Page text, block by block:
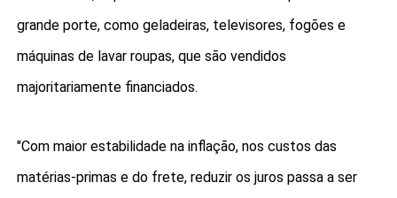
grande porte, como geladeiras, televisores, fogões e
máquinas de lavar roupas, que são vendidos
majoritariamente financiados.
"Com maior estabilidade na inflação, nos custos das
matérias-primas e do frete, reduzir os juros passa a ser